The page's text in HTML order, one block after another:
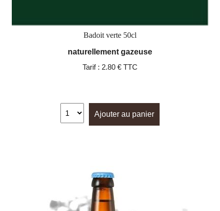
Badoit verte 50cl
naturellement gazeuse
Tarif : 2.80 € TTC
Ajouter au panier